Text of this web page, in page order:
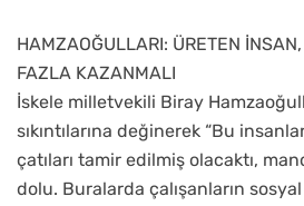
HAMZAOĞULLARI: ÜRETEN
FAZLA KAZANMALI
İskele milletvekili Biray
sıkıntılarına değinerek “Bu
çatıları tamir edilmiş olacaktı,
dolu. Buralarda çalışanların